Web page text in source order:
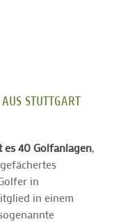
STUTTGART
40 Golfanlagen,
in
in einem